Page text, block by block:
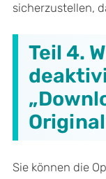
sicherzustellen,
Teil 4.
Sie können die